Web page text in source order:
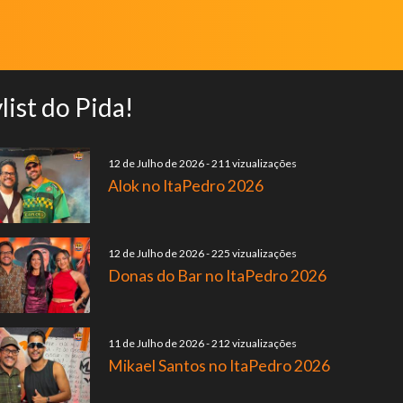
do Pida!
12 de Julho de 2026-211 vizualizações
Alok no ItaPedro 2026
12 de Julho de 2026-225 vizualizações
Donas do Bar no ItaPedro 2026
11 de Julho de 2026-212 vizualizações
Mikael Santos no ItaPedro 2026